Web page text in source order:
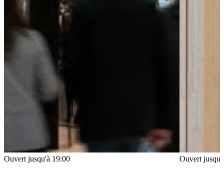
Ouvert jusqu'à 19:00 Ouvert